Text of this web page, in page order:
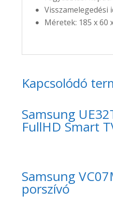
Visszamelegedési
Méretek: 185 x 60
Kapcsolódó
Samsung
FullHD Smart
Samsung
porszívó